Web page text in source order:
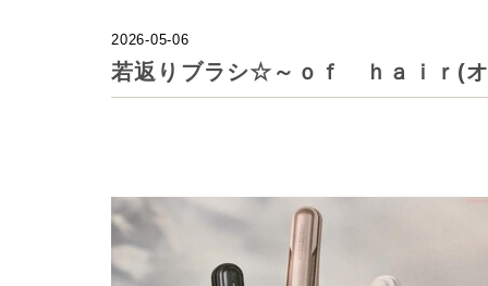
2026-05-06
若返りブラシ☆～ｏｆ ｈａｉｒ(